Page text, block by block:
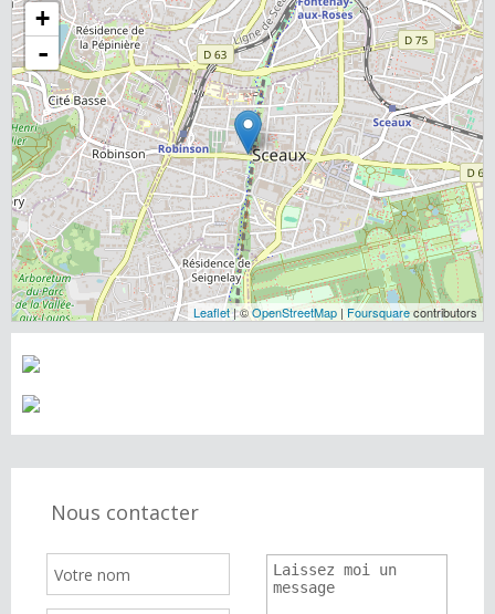
+
-
Leaflet| ©OpenStreetMap | Foursquarecontributors
Nous contacter